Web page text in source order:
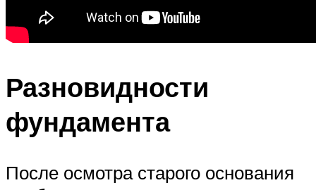
Разновидности
фундамента
После осмотра старого основания